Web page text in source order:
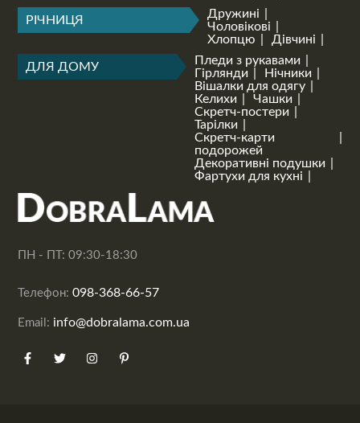
РІЧНИЦЯ
Дружині
Чоловікові
Хлопцю
Дівчині
ДЛЯ ДОМУ
Пледи з рукавами
Гірлянди
Нічники
Вішалки для одягу
Келихи
Чашки
Скретч-постери
Тарілки
Скретч-карти
подорожей
Декоративні подушки
Фартухи для кухні
ПН - ПТ: 09:30-18:30
Телефон:098-368-66-57
Email: info@dobralama.com.ua